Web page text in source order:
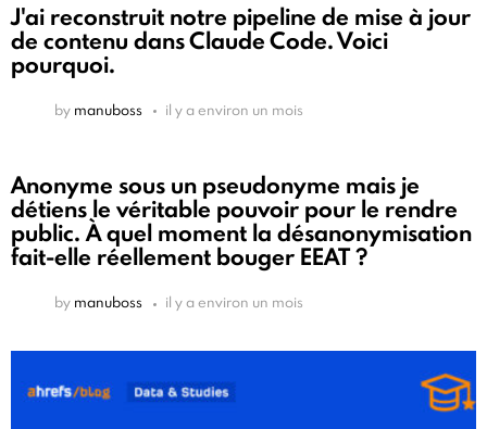
J'ai reconstruit notre pipeline de mise à jour
de contenu dans Claude Code. Voici
pourquoi.
by manuboss il y a environ un mois
Anonyme sous un pseudonyme mais je
détiens le véritable pouvoir pour le rendre
public. À quel moment la désanonymisation
fait-elle réellement bouger EEAT ?
by manuboss il y a environ un mois